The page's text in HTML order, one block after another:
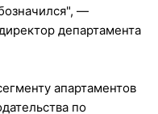
—
департамента
апартаментов
по